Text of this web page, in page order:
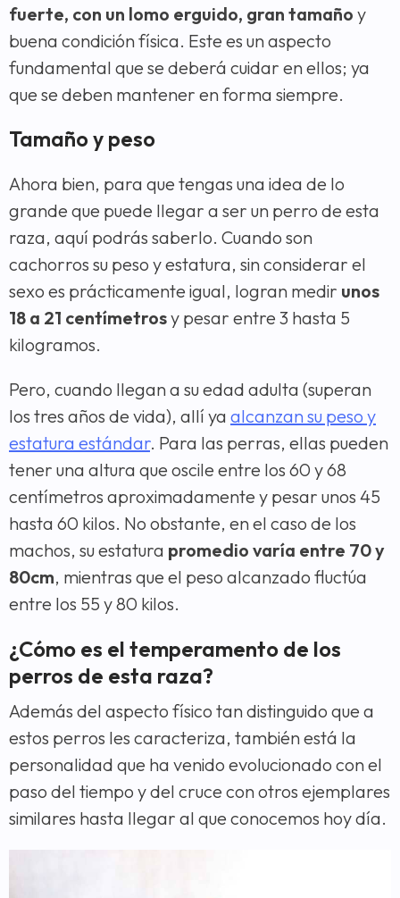
fuerte, con un lomo erguido, gran tamaño y
buena condición física. Este es un aspecto
fundamental que se deberá cuidar en ellos; ya
que se deben mantener en forma siempre.
Tamaño y peso
Ahora bien, para que tengas una idea de lo
grande que puede llegar a ser un perro de esta
raza, aquí podrás saberlo. Cuando son
cachorros su peso y estatura, sin considerar el
sexo es prácticamente igual, logran medir unos
18 a 21 centímetrosy pesar entre 3 hasta 5
kilogramos.
Pero, cuando llegan a su edad adulta (superan
los tres años de vida), allí ya alcanzan su peso y
estatura estándar. Para las perras, ellas pueden
tener una altura que oscile entre los 60 y 68
centímetros aproximadamente y pesar unos 45
hasta 60 kilos. No obstante, en el caso de los
machos, su estatura promedio varía entre 70 y
80cm, mientras que el peso alcanzado fluctúa
entre los 55 y 80 kilos.
¿Cómo es el temperamento de los
perros de esta raza?
Además del aspecto físico tan distinguido que a
estos perros les caracteriza, también está la
personalidad que ha venido evolucionado con el
paso del tiempo y del cruce con otros ejemplares
similares hasta llegar al que conocemos hoy día.